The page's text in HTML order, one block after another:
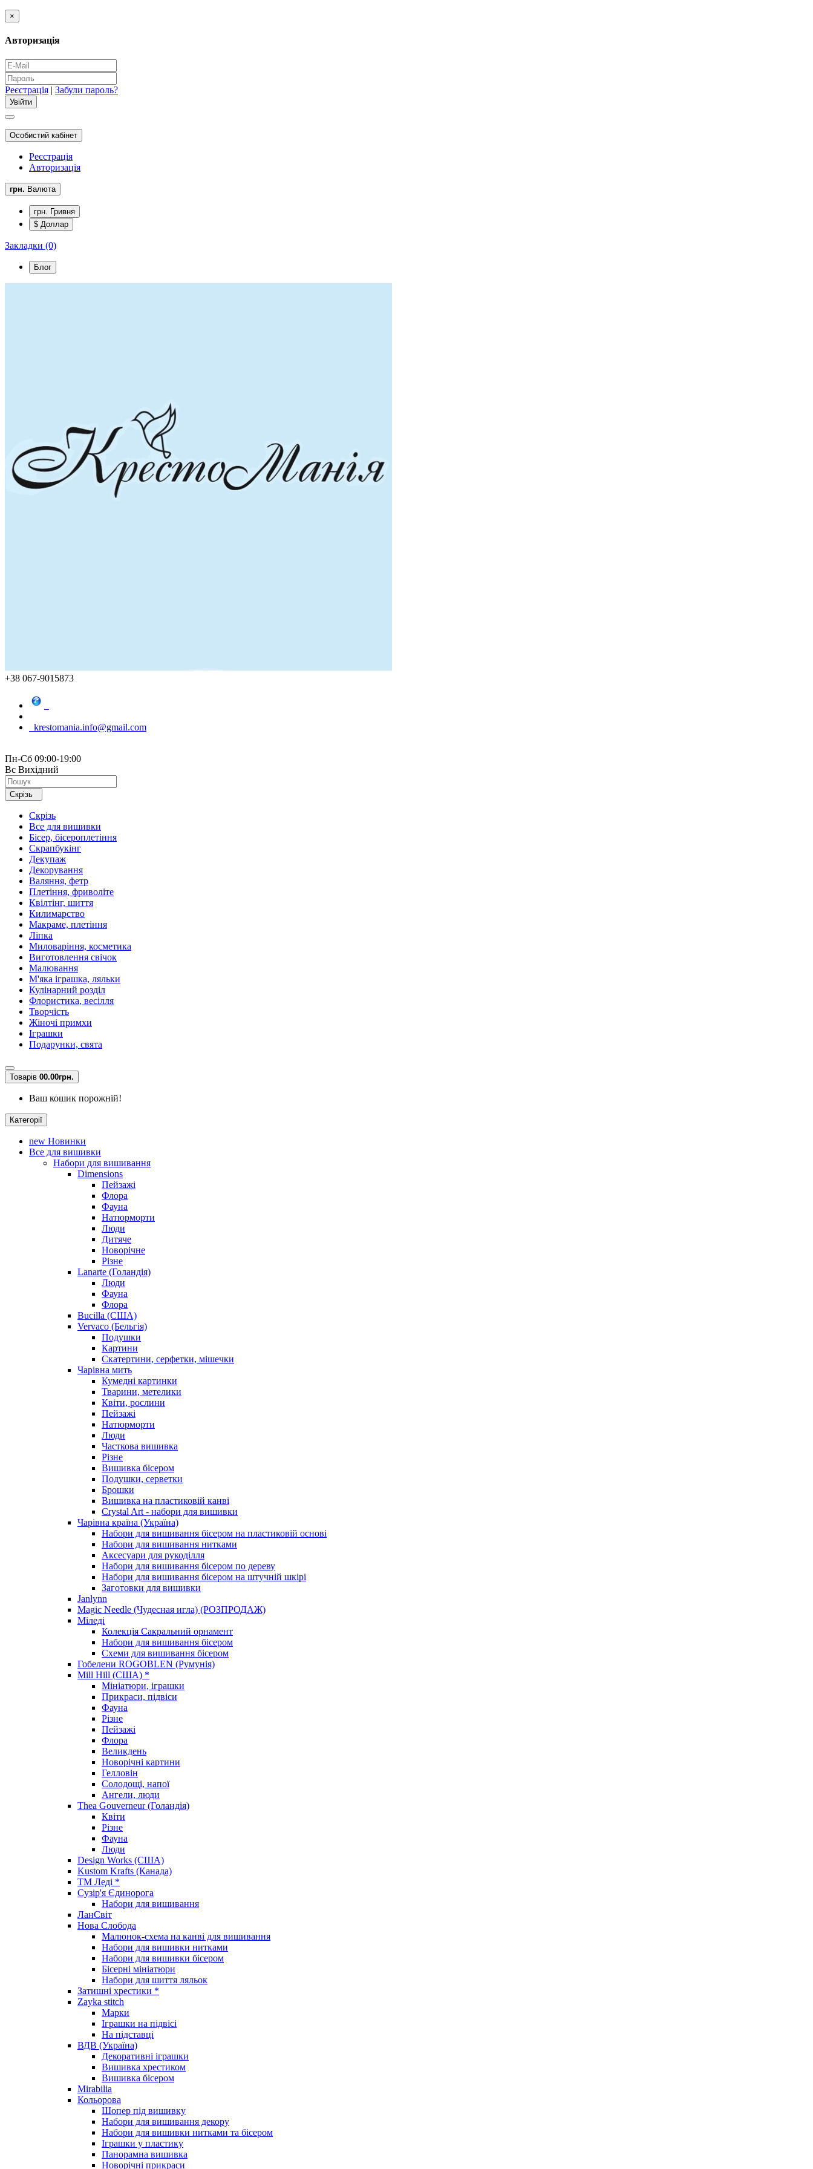
×
Авторизація
Реєстрація | Забули пароль?
Особистий кабінет
Реєстрація
Авторизація
грн. Валюта
грн. Гривня
$ Доллар
Закладки (0)
Блог
+38 067-9015873
krestomania.info@gmail.com
Пн-Сб 09:00-19:00
Вс Вихідний
Скрізь
Скрізь
Все для вишивки
Бісер, бісероплетіння
Скрапбукінг
Декупаж
Декорування
Валяння, фетр
Плетіння, фриволіте
Квілтінг, шиття
Килимарство
Макраме, плетіння
Ліпка
Миловаріння, косметика
Виготовлення свічок
Малювання
М'яка іграшка, ляльки
Кулінарний розділ
Флористика, весілля
Творчість
Жіночі примхи
Іграшки
Подарунки, свята
Товарів 00.00грн.
Ваш кошик порожній!
Категорії
new Новинки
Все для вишивки
Набори для вишивання
Dimensions
Пейзажі
Флора
Фауна
Натюрморти
Люди
Дитяче
Новорічне
Різне
Lanarte (Голандія)
Люди
Фауна
Флора
Bucilla (США)
Vervaco (Бельгія)
Подушки
Картини
Скатертини, серфетки, мішечки
Чарiвна мить
Кумедні картинки
Тварини, метелики
Квіти, рослини
Пейзажі
Натюрморти
Люди
Часткова вишивка
Різне
Вишивка бісером
Подушки, серветки
Брошки
Вишивка на пластиковій канві
Crystal Art - набори для вишивки
Чарівна країна (Україна)
Набори для вишивання бісером на пластиковій основі
Набори для вишивання нитками
Аксесуари для рукоділля
Набори для вишивання бісером по дереву
Набори для вишивання бісером на штучній шкірі
Заготовки для вишивки
Janlynn
Magic Needle (Чудесная игла) (РОЗПРОДАЖ)
Міледі
Колекція Сакральний орнамент
Набори для вишивання бісером
Схеми для вишивання бісером
Гобелени ROGOBLEN (Румунія)
Mill Hill (США) *
Мініатюри, іграшки
Прикраси, підвіси
Фауна
Різне
Пейзажі
Флора
Великдень
Новорічні картини
Гелловін
Солодощі, напої
Ангели, люди
Thea Gouverneur (Голандія)
Квіти
Різне
Фауна
Люди
Design Works (США)
Kustom Krafts (Канада)
ТМ Леді *
Сузір'я Єдинорога
Набори для вишивання
ЛанСвіт
Нова Слобода
Малюнок-схема на канві для вишивання
Набори для вишивки нитками
Набори для вишивки бісером
Бісерні мініатюри
Набори для шиття ляльок
Затишні хрестики *
Zayka stitch
Марки
Іграшки на підвісі
На підставці
ВДВ (Україна)
Декоративні іграшки
Вишивка хрестиком
Вишивка бісером
Mirabilia
Кольорова
Шопер під вишивку
Набори для вишивання декору
Набори для вишивки нитками та бісером
Іграшки у пластику
Панорамна вишивка
Новорічні прикраси